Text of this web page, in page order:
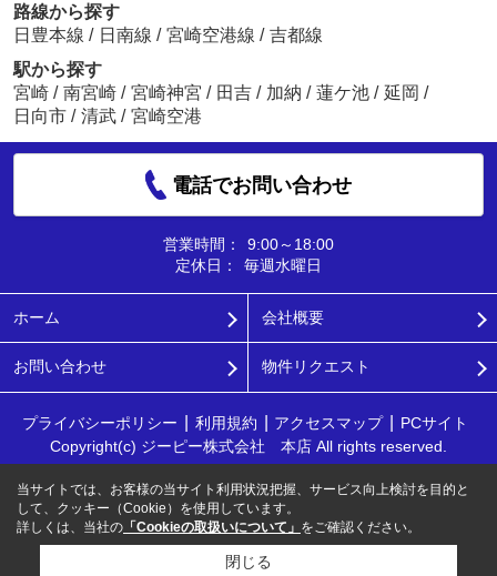
路線から探す
日豊本線 / 日南線 / 宮崎空港線 / 吉都線
駅から探す
宮崎 / 南宮崎 / 宮崎神宮 / 田吉 / 加納 / 蓮ケ池 / 延岡 /
日向市 / 清武 / 宮崎空港
電話でお問い合わせ
営業時間：
9:00～18:00
定休日：
毎週水曜日
ホーム 会社概要
お問い合わせ 物件リクエスト
プライバシーポリシー 利用規約 アクセスマップ
PCサイト
Copyright(c) ジーピー株式会社 本店 All rights reserved.
当サイトでは、お客様の当サイト利用状況把握、サービス向上検討を目的と
して、クッキー（Cookie）を使用しています。
詳しくは、当社の 「Cookieの取扱いについて」 をご確認ください。
閉じる